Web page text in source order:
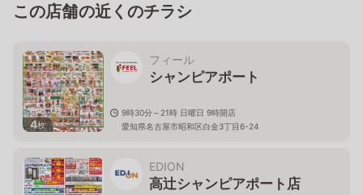
この店舗の近くのチラシ
4枚
フィール
シャンピアポート
9時30分～21時 日曜日 9時開店
愛知県名古屋市昭和区白金3丁目6-24
EDION
高辻シャンピアポート店